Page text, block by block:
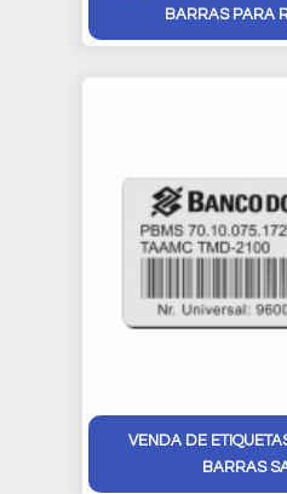
BARRAS PARA
VENDA DE
BARRAS